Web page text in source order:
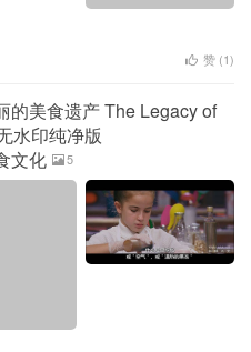
赞 (1)
的美食遗产 The Legacy of
水印纯净版
文化
5